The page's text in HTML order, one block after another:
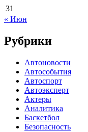
31
« Июн
Рубрики
Автоновости
Автособытия
Автоспорт
Автоэксперт
Актеры
Аналитика
Баскетбол
Безопасность